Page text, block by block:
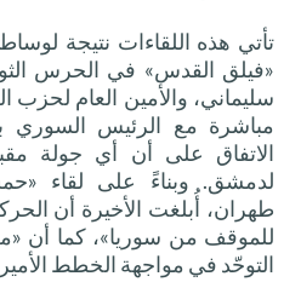
تأتي هذه اللقاءات نتيجة
«فيلق القدس» في الحرس
سليماني، والأمين العام لحزب
مباشرة مع الرئيس السوري
الاتفاق على أن أي جولة
لدمشق. وبناءً على لقاء
طهران، أُبلغت الأخيرة أن
للموقف من سوريا»، كما أن
التوحّد في مواجهة الخطط